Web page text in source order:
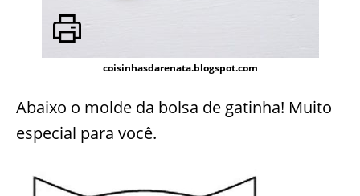
coisinhasdarenata.blogspot.com
Abaixo o molde da bolsa de gatinha! Muito
especial para você.